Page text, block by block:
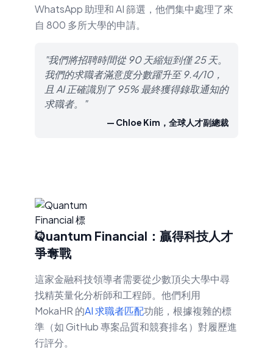
WhatsApp 助理和 AI 篩選，他們集中處理了來
自 800 多所大學的申請。
"我們將招聘時間從 90 天縮短到僅 25 天。
我們的求職者滿意度分數躍升至 9.4/10，
且 AI 正確識別了 95% 最終獲得錄取通知的
求職者。"
— Chloe Kim，全球人才副總裁
Quantum Financial：贏得科技人才
爭奪戰
這家金融科技領導者需要從少數頂尖大學中尋
找精英量化分析師和工程師。他們利用
MokaHR 的AI 求職者匹配功能，根據複雜的標
準（如 GitHub 專案品質和競賽排名）對履歷進
行評分。